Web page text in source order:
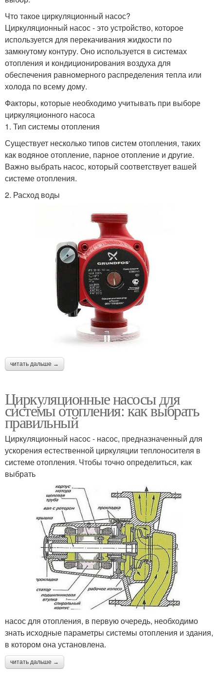
Что такое циркуляционный насос?
Циркуляционный насос - это устройство, которое
используется для перекачивания жидкости по
замкнутому контуру. Оно используется в системах
отопления и кондиционирования воздуха для
обеспечения равномерного распределения тепла или
холода по всему дому.
Факторы, которые необходимо учитывать при выборе
циркуляционного насоса
1. Тип системы отопления
Существует несколько типов систем отопления, таких
как водяное отопление, парное отопление и другие.
Важно выбрать насос, который соответствует вашей
системе отопления.
2. Расход воды
читать дальше →
Циркуляционные насосы для
системы отопления: как выбрать
правильный
Циркуляционный насос - насос, предназначенный для
ускорения естественной циркуляции теплоносителя в
системе отопления. Чтобы точно определиться, как
выбрать
насос для отопления, в первую очередь, необходимо
знать исходные параметры системы отопления и здания,
в котором она установлена.
читать дальше →